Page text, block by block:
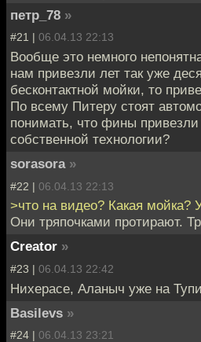
петр_78 »
#21 | 06.04.13 22:13
Вообще это немного
нам привезли лет так уже
бесконтактной мойки, то
По всему Питеру стоят
понимать, что фины привезли
собственной технологии?
sorasora »
#22 | 06.04.13 22:13
>что на видео? Какая мойка?
Они тряпочками протирают.
Creator »
#23 | 06.04.13 22:42
Нихерасе, Аланыч уже на
Basilevs »
#24 | 06.04.13 23:21